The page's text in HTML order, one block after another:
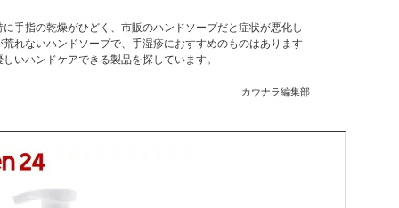
手指の乾燥がひどく、市販のハンドソープだと症状が悪化し
れないハンドソープで、手湿疹におすすめのものはあります
いハンドケアできる製品を探しています。
カウナラ編集部